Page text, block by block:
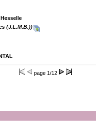
(J.L.M.B.))
page 1/12